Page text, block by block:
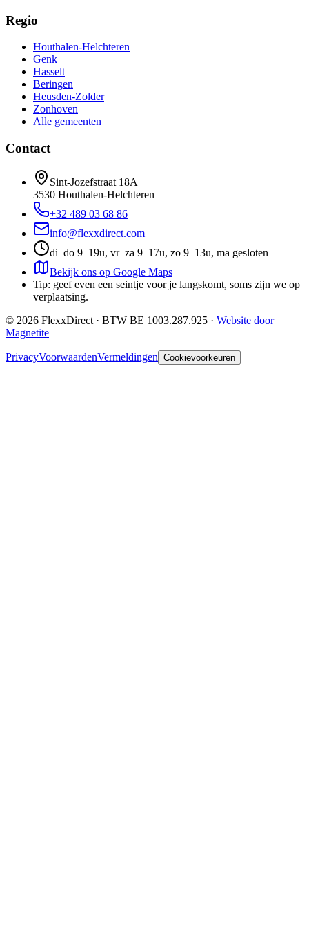
Regio
Houthalen-Helchteren
Genk
Hasselt
Beringen
Heusden-Zolder
Zonhoven
Alle gemeenten
Contact
Sint-Jozefstraat 18A
3530 Houthalen-Helchteren
+32 489 03 68 86
info@flexxdirect.com
di–do 9–19u, vr–za 9–17u, zo 9–13u, ma gesloten
Bekijk ons op Google Maps
Tip: geef even een seintje voor je langskomt, soms zijn we op
verplaatsing.
© 2026 FlexxDirect · BTW BE 1003.287.925 · Website door
Magnetite
PrivacyVoorwaardenVermeldingen Cookievoorkeuren